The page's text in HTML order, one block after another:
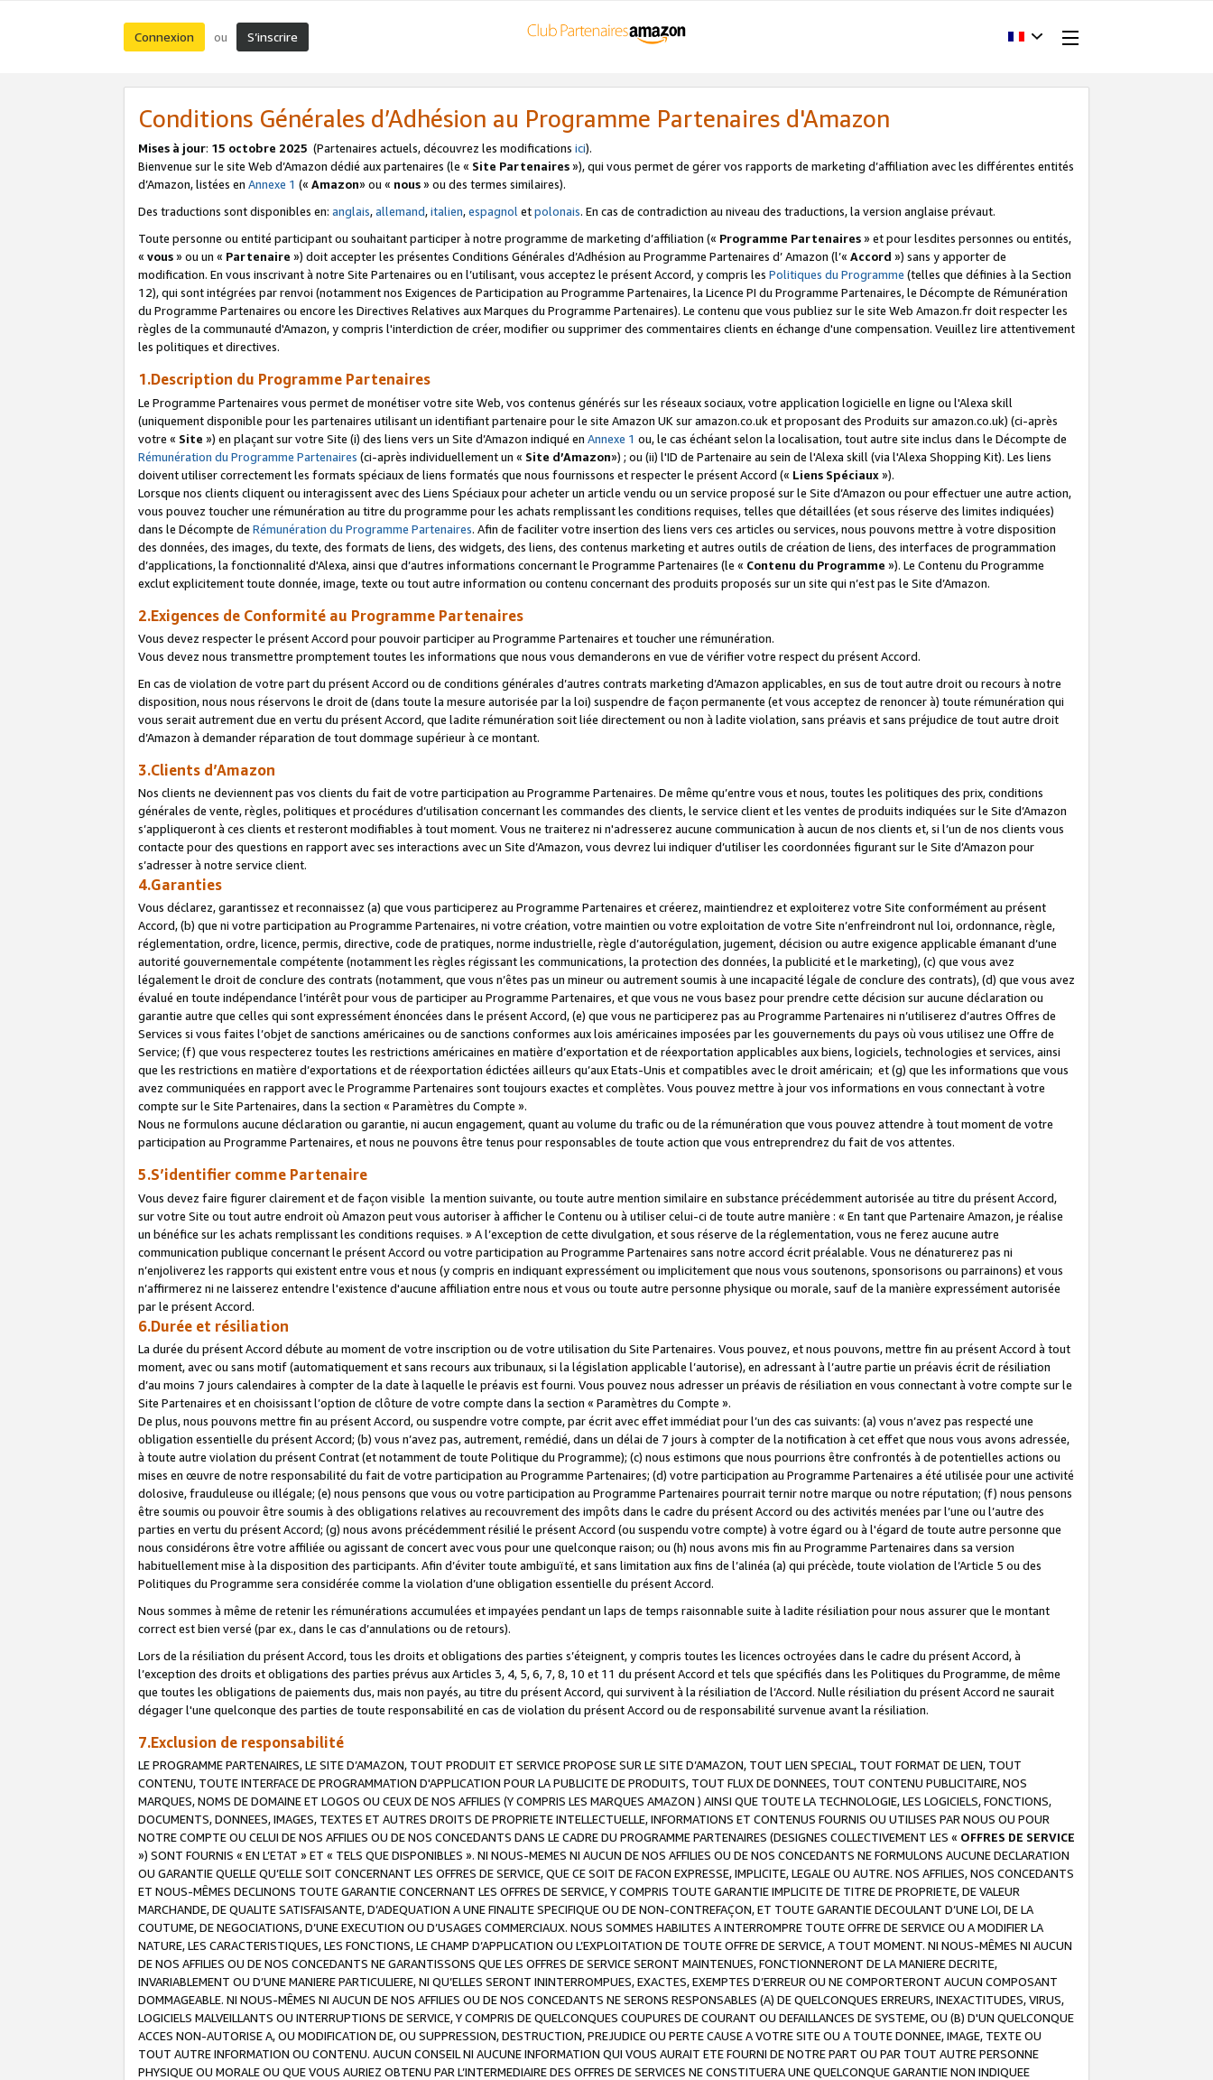
Connexion ou S’inscrire
Conditions Générales d’Adhésion au Programme Partenaires d'Amazon
Mises à jour: 15 octobre 2025 (Partenaires actuels, découvrez les modifications ici).
Bienvenue sur le site Web d’Amazon dédié aux partenaires (le « Site Partenaires»), qui vous permet de gérer vos rapports de marketing d’affiliation avec les différentes entités
d’Amazon, listées en Annexe 1 (« Amazon» ou « nous» ou des termes similaires).
Des traductions sont disponibles en: anglais,allemand,italien,espagnoletpolonais. En cas de contradiction au niveau des traductions, la version anglaise prévaut.
Toute personne ou entité participant ou souhaitant participer à notre programme de marketing d’affiliation (« Programme Partenaires» et pour lesdites personnes ou entités,
« vous» ou un « Partenaire ») doit accepter les présentes Conditions Générales d’Adhésion au Programme Partenaires d’ Amazon (l’« Accord ») sans y apporter de
modification. En vous inscrivant à notre Site Partenaires ou en l’utilisant, vous acceptez le présent Accord, y compris les Politiques du Programme (telles que définies à la Section
12), qui sont intégrées par renvoi (notamment nos Exigences de Participation au Programme Partenaires, la Licence PI du Programme Partenaires, le Décompte de Rémunération
du Programme Partenaires ou encore les Directives Relatives aux Marques du Programme Partenaires). Le contenu que vous publiez sur le site Web Amazon.fr doit respecter les
règles de la communauté d'Amazon, y compris l'interdiction de créer, modifier ou supprimer des commentaires clients en échange d'une compensation. Veuillez lire attentivement
les politiques et directives.
1.Description du Programme Partenaires
Le Programme Partenaires vous permet de monétiser votre site Web, vos contenus générés sur les réseaux sociaux, votre application logicielle en ligne ou l'Alexa skill
(uniquement disponible pour les partenaires utilisant un identifiant partenaire pour le site Amazon UK sur amazon.co.uk et proposant des Produits sur amazon.co.uk) (ci-après
votre « Site ») en plaçant sur votre Site (i) des liens vers un Site d’Amazon indiqué en Annexe 1 ou, le cas échéant selon la localisation, tout autre site inclus dans le Décompte de
Rémunération du Programme Partenaires (ci-après individuellement un « Site d’Amazon») ; ou (ii) l'ID de Partenaire au sein de l'Alexa skill (via l'Alexa Shopping Kit). Les liens
doivent utiliser correctement les formats spéciaux de liens formatés que nous fournissons et respecter le présent Accord (« Liens Spéciaux»).
Lorsque nos clients cliquent ou interagissent avec des Liens Spéciaux pour acheter un article vendu ou un service proposé sur le Site d’Amazon ou pour effectuer une autre action,
vous pouvez toucher une rémunération au titre du programme pour les achats remplissant les conditions requises, telles que détaillées (et sous réserve des limites indiquées)
dans le Décompte de Rémunération du Programme Partenaires. Afin de faciliter votre insertion des liens vers ces articles ou services, nous pouvons mettre à votre disposition
des données, des images, du texte, des formats de liens, des widgets, des liens, des contenus marketing et autres outils de création de liens, des interfaces de programmation
d’applications, la fonctionnalité d'Alexa, ainsi que d’autres informations concernant le Programme Partenaires (le « Contenu du Programme »). Le Contenu du Programme
exclut explicitement toute donnée, image, texte ou tout autre information ou contenu concernant des produits proposés sur un site qui n’est pas le Site d’Amazon.
2.Exigences de Conformité au Programme Partenaires
Vous devez respecter le présent Accord pour pouvoir participer au Programme Partenaires et toucher une rémunération.
Vous devez nous transmettre promptement toutes les informations que nous vous demanderons en vue de vérifier votre respect du présent Accord.
En cas de violation de votre part du présent Accord ou de conditions générales d’autres contrats marketing d’Amazon applicables, en sus de tout autre droit ou recours à notre
disposition, nous nous réservons le droit de (dans toute la mesure autorisée par la loi) suspendre de façon permanente (et vous acceptez de renoncer à) toute rémunération qui
vous serait autrement due en vertu du présent Accord, que ladite rémunération soit liée directement ou non à ladite violation, sans préavis et sans préjudice de tout autre droit
d’Amazon à demander réparation de tout dommage supérieur à ce montant.
3.Clients d’Amazon
Nos clients ne deviennent pas vos clients du fait de votre participation au Programme Partenaires. De même qu’entre vous et nous, toutes les politiques des prix, conditions
générales de vente, règles, politiques et procédures d’utilisation concernant les commandes des clients, le service client et les ventes de produits indiquées sur le Site d’Amazon
s’appliqueront à ces clients et resteront modifiables à tout moment. Vous ne traiterez ni n'adresserez aucune communication à aucun de nos clients et, si l’un de nos clients vous
contacte pour des questions en rapport avec ses interactions avec un Site d’Amazon, vous devrez lui indiquer d’utiliser les coordonnées figurant sur le Site d’Amazon pour
s’adresser à notre service client.
4.Garanties
Vous déclarez, garantissez et reconnaissez (a) que vous participerez au Programme Partenaires et créerez, maintiendrez et exploiterez votre Site conformément au présent
Accord, (b) que ni votre participation au Programme Partenaires, ni votre création, votre maintien ou votre exploitation de votre Site n’enfreindront nul loi, ordonnance, règle,
réglementation, ordre, licence, permis, directive, code de pratiques, norme industrielle, règle d’autorégulation, jugement, décision ou autre exigence applicable émanant d’une
autorité gouvernementale compétente (notamment les règles régissant les communications, la protection des données, la publicité et le marketing), (c) que vous avez
légalement le droit de conclure des contrats (notamment, que vous n’êtes pas un mineur ou autrement soumis à une incapacité légale de conclure des contrats), (d) que vous avez
évalué en toute indépendance l’intérêt pour vous de participer au Programme Partenaires, et que vous ne vous basez pour prendre cette décision sur aucune déclaration ou
garantie autre que celles qui sont expressément énoncées dans le présent Accord, (e) que vous ne participerez pas au Programme Partenaires ni n’utiliserez d’autres Offres de
Services si vous faites l’objet de sanctions américaines ou de sanctions conformes aux lois américaines imposées par les gouvernements du pays où vous utilisez une Offre de
Service; (f) que vous respecterez toutes les restrictions américaines en matière d’exportation et de réexportation applicables aux biens, logiciels, technologies et services, ainsi
que les restrictions en matière d’exportations et de réexportation édictées ailleurs qu’aux Etats-Unis et compatibles avec le droit américain; et (g) que les informations que vous
avez communiquées en rapport avec le Programme Partenaires sont toujours exactes et complètes. Vous pouvez mettre à jour vos informations en vous connectant à votre
compte sur le Site Partenaires, dans la section « Paramètres du Compte ».
Nous ne formulons aucune déclaration ou garantie, ni aucun engagement, quant au volume du trafic ou de la rémunération que vous pouvez attendre à tout moment de votre
participation au Programme Partenaires, et nous ne pouvons être tenus pour responsables de toute action que vous entreprendrez du fait de vos attentes.
5.S’identifier comme Partenaire
Vous devez faire figurer clairement et de façon visible la mention suivante, ou toute autre mention similaire en substance précédemment autorisée au titre du présent Accord,
sur votre Site ou tout autre endroit où Amazon peut vous autoriser à afficher le Contenu ou à utiliser celui-ci de toute autre manière : « En tant que Partenaire Amazon, je réalise
un bénéfice sur les achats remplissant les conditions requises. » A l’exception de cette divulgation, et sous réserve de la réglementation, vous ne ferez aucune autre
communication publique concernant le présent Accord ou votre participation au Programme Partenaires sans notre accord écrit préalable. Vous ne dénaturerez pas ni
n’enjoliverez les rapports qui existent entre vous et nous (y compris en indiquant expressément ou implicitement que nous vous soutenons, sponsorisons ou parrainons) et vous
n’affirmerez ni ne laisserez entendre l'existence d'aucune affiliation entre nous et vous ou toute autre personne physique ou morale, sauf de la manière expressément autorisée
par le présent Accord.
6.Durée et résiliation
La durée du présent Accord débute au moment de votre inscription ou de votre utilisation du Site Partenaires. Vous pouvez, et nous pouvons, mettre fin au présent Accord à tout
moment, avec ou sans motif (automatiquement et sans recours aux tribunaux, si la législation applicable l’autorise), en adressant à l’autre partie un préavis écrit de résiliation
d’au moins 7 jours calendaires à compter de la date à laquelle le préavis est fourni. Vous pouvez nous adresser un préavis de résiliation en vous connectant à votre compte sur le
Site Partenaires et en choisissant l’option de clôture de votre compte dans la section « Paramètres du Compte ».
De plus, nous pouvons mettre fin au présent Accord, ou suspendre votre compte, par écrit avec effet immédiat pour l’un des cas suivants: (a) vous n’avez pas respecté une
obligation essentielle du présent Accord; (b) vous n’avez pas, autrement, remédié, dans un délai de 7 jours à compter de la notification à cet effet que nous vous avons adressée,
à toute autre violation du présent Contrat (et notamment de toute Politique du Programme); (c) nous estimons que nous pourrions être confrontés à de potentielles actions ou
mises en œuvre de notre responsabilité du fait de votre participation au Programme Partenaires; (d) votre participation au Programme Partenaires a été utilisée pour une activité
dolosive, frauduleuse ou illégale; (e) nous pensons que vous ou votre participation au Programme Partenaires pourrait ternir notre marque ou notre réputation; (f) nous pensons
être soumis ou pouvoir être soumis à des obligations relatives au recouvrement des impôts dans le cadre du présent Accord ou des activités menées par l’une ou l’autre des
parties en vertu du présent Accord; (g) nous avons précédemment résilié le présent Accord (ou suspendu votre compte) à votre égard ou à l'égard de toute autre personne que
nous considérons être votre affiliée ou agissant de concert avec vous pour une quelconque raison; ou (h) nous avons mis fin au Programme Partenaires dans sa version
habituellement mise à la disposition des participants. Afin d’éviter toute ambiguïté, et sans limitation aux fins de l’alinéa (a) qui précède, toute violation de l’Article 5 ou des
Politiques du Programme sera considérée comme la violation d’une obligation essentielle du présent Accord.
Nous sommes à même de retenir les rémunérations accumulées et impayées pendant un laps de temps raisonnable suite à ladite résiliation pour nous assurer que le montant
correct est bien versé (par ex., dans le cas d’annulations ou de retours).
Lors de la résiliation du présent Accord, tous les droits et obligations des parties s’éteignent, y compris toutes les licences octroyées dans le cadre du présent Accord, à
l’exception des droits et obligations des parties prévus aux Articles 3, 4, 5, 6, 7, 8, 10 et 11 du présent Accord et tels que spécifiés dans les Politiques du Programme, de même
que toutes les obligations de paiements dus, mais non payés, au titre du présent Accord, qui survivent à la résiliation de l’Accord. Nulle résiliation du présent Accord ne saurait
dégager l'une quelconque des parties de toute responsabilité en cas de violation du présent Accord ou de responsabilité survenue avant la résiliation.
7.Exclusion de responsabilité
LE PROGRAMME PARTENAIRES, LE SITE D’AMAZON, TOUT PRODUIT ET SERVICE PROPOSE SUR LE SITE D’AMAZON, TOUT LIEN SPECIAL, TOUT FORMAT DE LIEN, TOUT
CONTENU, TOUTE INTERFACE DE PROGRAMMATION D'APPLICATION POUR LA PUBLICITE DE PRODUITS, TOUT FLUX DE DONNEES, TOUT CONTENU PUBLICITAIRE, NOS
MARQUES, NOMS DE DOMAINE ET LOGOS OU CEUX DE NOS AFFILIES (Y COMPRIS LES MARQUES AMAZON ) AINSI QUE TOUTE LA TECHNOLOGIE, LES LOGICIELS, FONCTIONS,
DOCUMENTS, DONNEES, IMAGES, TEXTES ET AUTRES DROITS DE PROPRIETE INTELLECTUELLE, INFORMATIONS ET CONTENUS FOURNIS OU UTILISES PAR NOUS OU POUR
NOTRE COMPTE OU CELUI DE NOS AFFILIES OU DE NOS CONCEDANTS DANS LE CADRE DU PROGRAMME PARTENAIRES (DESIGNES COLLECTIVEMENT LES « OFFRES DE SERVICE
») SONT FOURNIS « EN L’ETAT » ET « TELS QUE DISPONIBLES ». NI NOUS-MEMES NI AUCUN DE NOS AFFILIES OU DE NOS CONCEDANTS NE FORMULONS AUCUNE DECLARATION
OU GARANTIE QUELLE QU’ELLE SOIT CONCERNANT LES OFFRES DE SERVICE, QUE CE SOIT DE FACON EXPRESSE, IMPLICITE, LEGALE OU AUTRE. NOS AFFILIES, NOS CONCEDANTS
ET NOUS-MÊMES DECLINONS TOUTE GARANTIE CONCERNANT LES OFFRES DE SERVICE, Y COMPRIS TOUTE GARANTIE IMPLICITE DE TITRE DE PROPRIETE, DE VALEUR
MARCHANDE, DE QUALITE SATISFAISANTE, D’ADEQUATION A UNE FINALITE SPECIFIQUE OU DE NON-CONTREFAÇON, ET TOUTE GARANTIE DECOULANT D’UNE LOI, DE LA
COUTUME, DE NEGOCIATIONS, D’UNE EXECUTION OU D’USAGES COMMERCIAUX. NOUS SOMMES HABILITES A INTERROMPRE TOUTE OFFRE DE SERVICE OU A MODIFIER LA
NATURE, LES CARACTERISTIQUES, LES FONCTIONS, LE CHAMP D’APPLICATION OU L’EXPLOITATION DE TOUTE OFFRE DE SERVICE, A TOUT MOMENT. NI NOUS-MÊMES NI AUCUN
DE NOS AFFILIES OU DE NOS CONCEDANTS NE GARANTISSONS QUE LES OFFRES DE SERVICE SERONT MAINTENUES, FONCTIONNERONT DE LA MANIERE DECRITE,
INVARIABLEMENT OU D’UNE MANIERE PARTICULIERE, NI QU’ELLES SERONT ININTERROMPUES, EXACTES, EXEMPTES D’ERREUR OU NE COMPORTERONT AUCUN COMPOSANT
DOMMAGEABLE. NI NOUS-MÊMES NI AUCUN DE NOS AFFILIES OU DE NOS CONCEDANTS NE SERONS RESPONSABLES (A) DE QUELCONQUES ERREURS, INEXACTITUDES, VIRUS,
LOGICIELS MALVEILLANTS OU INTERRUPTIONS DE SERVICE, Y COMPRIS DE QUELCONQUES COUPURES DE COURANT OU DEFAILLANCES DE SYSTEME, OU (B) D'UN QUELCONQUE
ACCES NON-AUTORISE A, OU MODIFICATION DE, OU SUPPRESSION, DESTRUCTION, PREJUDICE OU PERTE CAUSE A VOTRE SITE OU A TOUTE DONNEE, IMAGE, TEXTE OU
TOUT AUTRE INFORMATION OU CONTENU. AUCUN CONSEIL NI AUCUNE INFORMATION QUI VOUS AURAIT ETE FOURNI DE NOTRE PART OU PAR TOUT AUTRE PERSONNE
PHYSIQUE OU MORALE OU QUE VOUS AURIEZ OBTENU PAR L’INTERMEDIAIRE DES OFFRES DE SERVICES NE CONSTITUERA UNE QUELCONQUE GARANTIE NON INDIQUEE